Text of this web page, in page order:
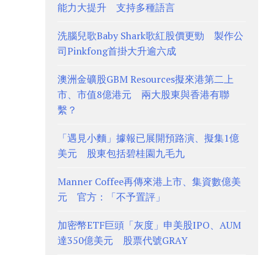
能力大提升 支持多種語言
洗腦兒歌Baby Shark歌紅股價更勁 製作公
司Pinkfong首掛大升逾六成
澳洲金礦股GBM Resources擬來港第二上
市、市值8億港元 兩大股東與香港有聯
繫？
「遇見小麵」據報已展開預路演、擬集1億
美元 股東包括碧桂園九毛九
Manner Coffee再傳來港上市、集資數億美
元 官方：「不予置評」
加密幣ETF巨頭「灰度」申美股IPO、AUM
達350億美元 股票代號GRAY